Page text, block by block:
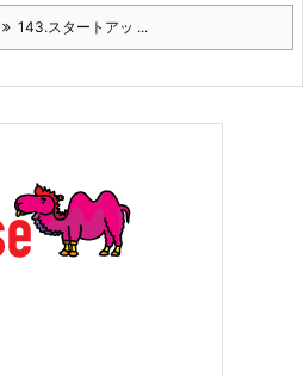
143.スタートアッ ...